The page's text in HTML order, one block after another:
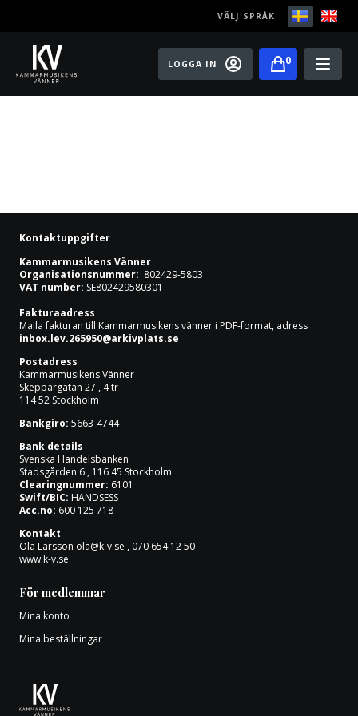
VÄLJ SPRÅK
Play
Konserter
Master classes
Rising Stars
Artister
Om oss
LOGGA IN 0
Kontaktuppgifter
Kammarmusikens Vänner
Organisationsnummer: 802429-5803
VAT number: SE802429580301
Fakturaadress
Maila fakturan till Kammarmusikens vänner i PDF-format, adress
inbox.lev.265950@arkivplats.se
Postadress
Kammarmusikens Vänner
Skeppargatan 27 , 4 tr
114 52 Stockholm
Bankgiro: 5663-4744
Bank details
Svenska Handelsbanken
Stadsgården 6 , 116 45 Stockholm
Clearingnummer: 6101
Swift/BIC: HANDSESS
Acc.no: 600 125 718
Kontakt
Ola Larsson ola@k-v.se , 070 654 12 50
www.k-v.se
För medlemmar
Mina konto
Mina beställningar